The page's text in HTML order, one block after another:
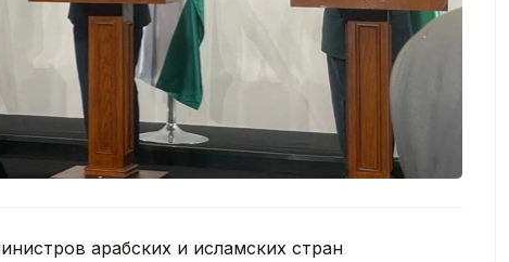
арабских и исламских стран